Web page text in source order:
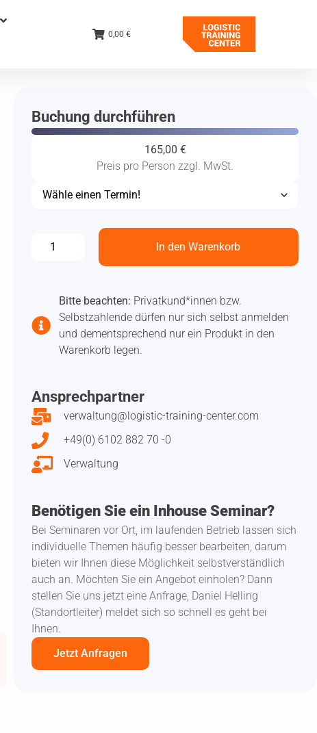
0,00 €
Buchung durchführen
165,00 €
Preis pro Person zzgl. MwSt.
In den Warenkorb
Bitte beachten: Privatkund*innen bzw.
Selbstzahlende dürfen nur sich selbst anmelden
und dementsprechend nur ein Produkt in den
Warenkorb legen.
Ansprechpartner
verwaltung@logistic-training-center.com
+49(0) 6102 882 70 -0
Verwaltung
Benötigen Sie ein Inhouse Seminar?
Bei Seminaren vor Ort, im laufenden Betrieb lassen sich
individuelle Themen häufig besser bearbeiten, darum
bieten wir Ihnen diese Möglichkeit selbstverständlich
auch an. Möchten Sie ein Angebot einholen? Dann
stellen Sie uns jetzt eine Anfrage, Daniel Helling
(Standortleiter) meldet sich so schnell es geht bei
Ihnen.
Jetzt Anfragen